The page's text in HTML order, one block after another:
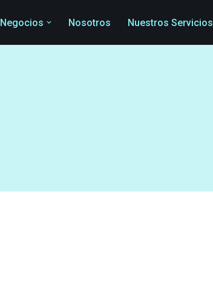
Negocios Nosotros Nuestros Servicios